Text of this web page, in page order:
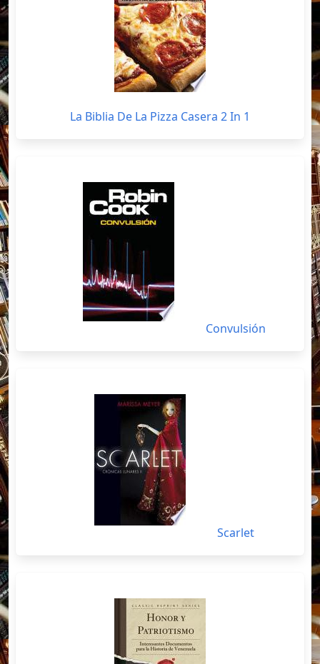
La Biblia De La Pizza Casera 2 In 1
Convulsión
Scarlet